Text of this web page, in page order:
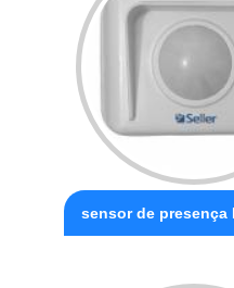
sensor de presença